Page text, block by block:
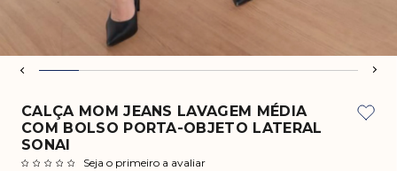
CALÇA MOM JEANS LAVAGEM MÉDIA
COM BOLSO PORTA-OBJETO LATERAL
SONAI
Seja o primeiro a avaliar